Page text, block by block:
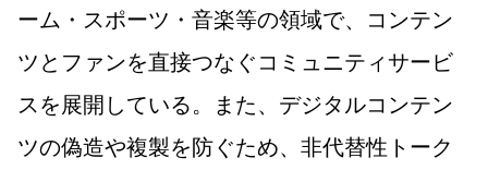
ーム・スポーツ・音楽等の領域で、コンテン
ツとファンを直接つなぐコミュニティサービ
スを展開している。また、デジタルコンテン
ツの偽造や複製を防ぐため、非代替性トーク